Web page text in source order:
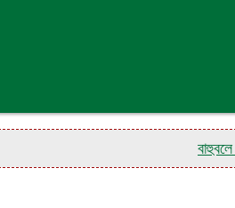
বাহুবলে